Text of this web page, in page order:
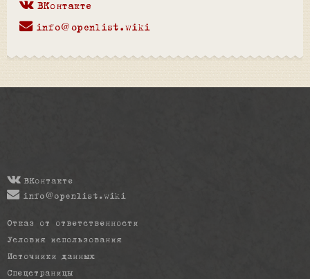
ВКонтакте
info@openlist.wiki
ВКонтакте
info@openlist.wiki
Отказ от ответственности
Условия использования
Источники данных
Спецстраницы